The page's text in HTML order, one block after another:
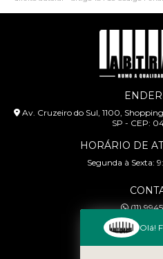
Av. Cruzeiro do Sul, 1100,
SP - CEP:
HORÁRIO DE
Segunda à Sexta:
(11)
Olá!